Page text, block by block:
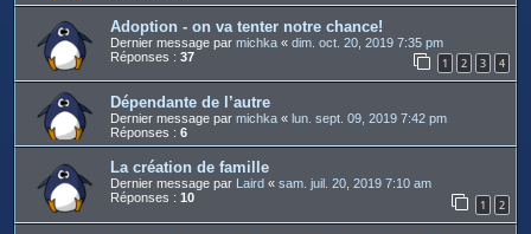
Adoption - on va tenter notre chance!
Dernier message par michka « dim. oct. 20, 2019 7:35 pm
Réponses : 37 1 2 3 4
Dépendante de l’autre
Dernier message par michka « lun. sept. 09, 2019 7:42 pm
Réponses : 6
La création de famille
Dernier message par Laird « sam. juil. 20, 2019 7:10 am
Réponses : 10 1 2